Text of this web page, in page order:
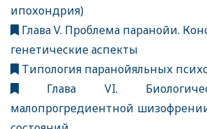
ипохондрия)
Глава V. Проблема паранойи.
генетические аспекты
Типология паранойяльных
Глава VI.
малопрогредиентной